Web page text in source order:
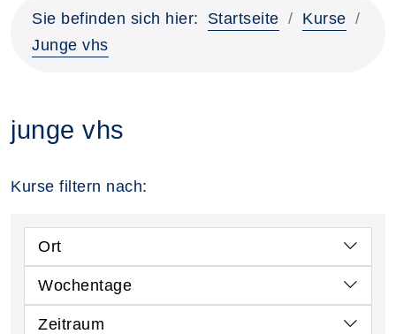
Sie befinden sich hier: Startseite
Kurse
Junge vhs
junge vhs
Kurse filtern nach:
Ort
Wochentage
Zeitraum